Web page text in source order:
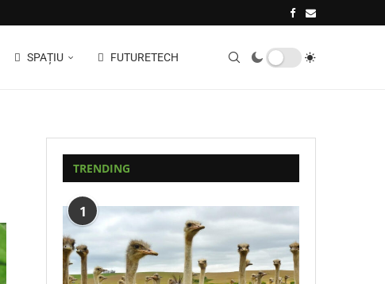
SPAȚIU FUTURETECH
TRENDING
1